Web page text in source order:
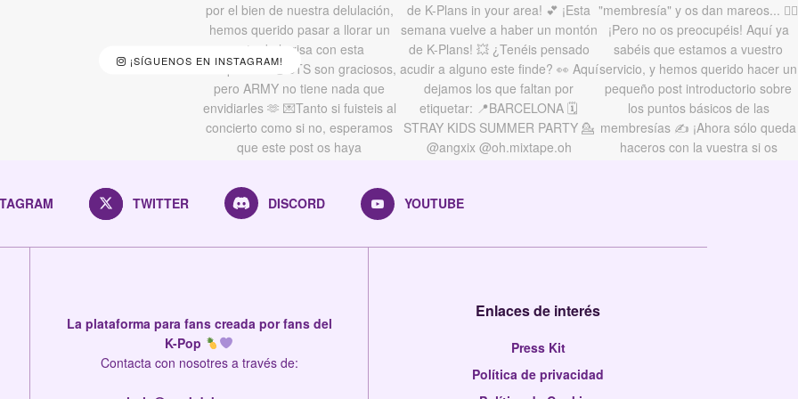
¡SÍGUENOS EN INSTAGRAM!
TWITTER DISCORD YOUTUBE
La plataforma para fans creada por fans del
K-Pop
Contacta con nosotres a través de:
Enlaces de interés
Press Kit
Política de privacidad